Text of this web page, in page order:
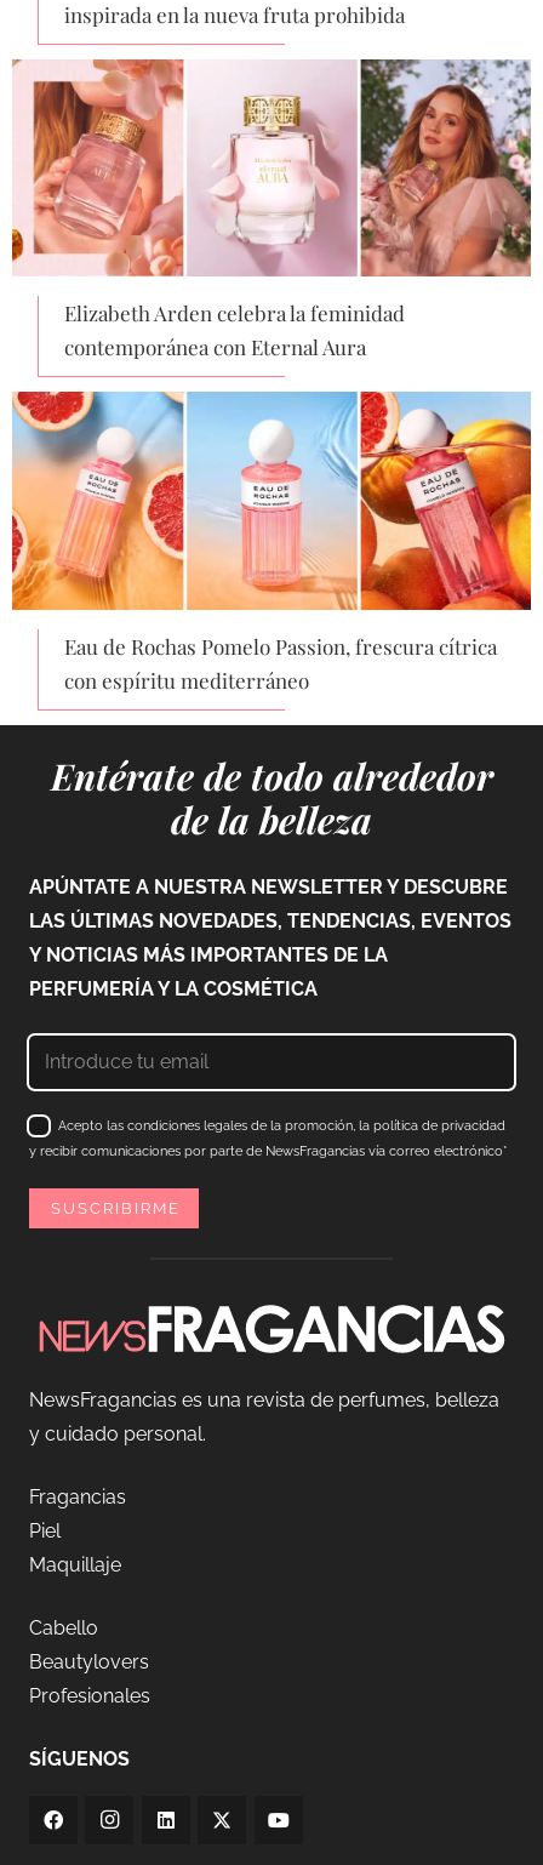
inspirada en la nueva fruta prohibida
Elizabeth Arden celebra la feminidad
contemporánea con Eternal Aura
Eau de Rochas Pomelo Passion, frescura cítrica
con espíritu mediterráneo
Entérate de todo alrededor
de la belleza
APÚNTATE A NUESTRA NEWSLETTER Y DESCUBRE
LAS ÚLTIMAS NOVEDADES, TENDENCIAS, EVENTOS
Y NOTICIAS MÁS IMPORTANTES DE LA
PERFUMERÍA Y LA COSMÉTICA
Acepto las condiciones legales de la promoción, la política de privacidad
y recibir comunicaciones por parte de NewsFragancias vía correo electrónico*
NewsFragancias es una revista de perfumes, belleza
y cuidado personal.
Fragancias
Piel
Maquillaje
Cabello
Beautylovers
Profesionales
SÍGUENOS